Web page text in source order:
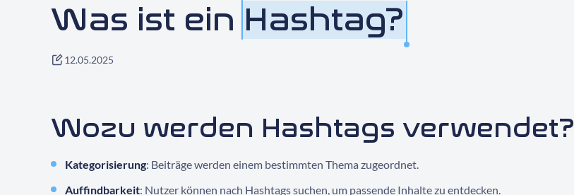
Was ist ein Hashtag?
12.05.2025
Wozu werden Hashtags verwendet?
Kategorisierung: Beiträge werden einem bestimmten Thema zugeordnet.
Auffindbarkeit: Nutzer können nach Hashtags suchen, um passende Inhalte zu entdecken.